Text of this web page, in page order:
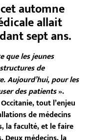
automne
allait
sept ans.
que les jeunes
de
Aujourd’hui, pour les
des patients».
tout l’enjeu
de médecins
la faculté, et le faire